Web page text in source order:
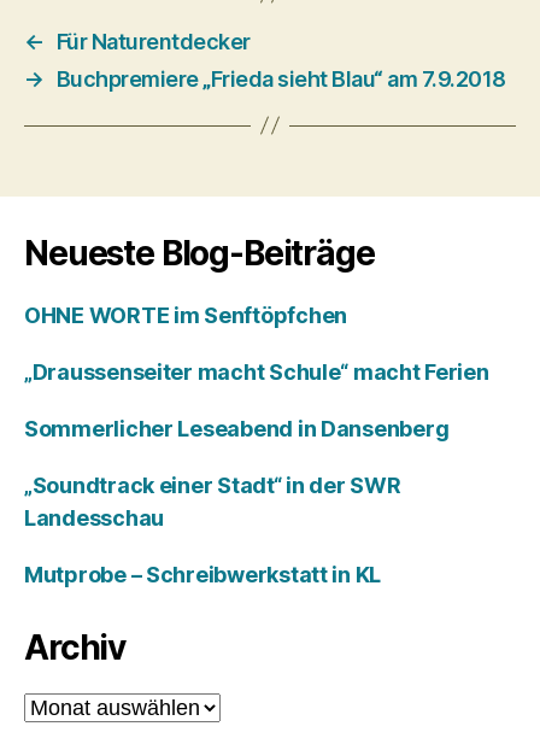
←
Für Naturentdecker
→
Buchpremiere „Frieda sieht Blau“ am 7.9.2018
Neueste Blog-Beiträge
OHNE WORTE im Senftöpfchen
„Draussenseiter macht Schule“ macht Ferien
Sommerlicher Leseabend in Dansenberg
„Soundtrack einer Stadt“ in der SWR
Landesschau
Mutprobe – Schreibwerkstatt in KL
Archiv
Archiv